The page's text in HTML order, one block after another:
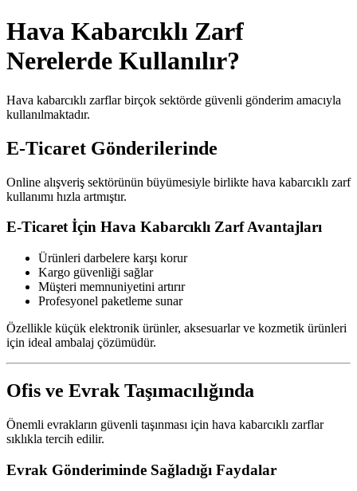
Hava Kabarcıklı Zarf
Nerelerde Kullanılır?
Hava kabarcıklı zarflar birçok sektörde güvenli gönderim amacıyla
kullanılmaktadır.
E-Ticaret Gönderilerinde
Online alışveriş sektörünün büyümesiyle birlikte hava kabarcıklı zarf
kullanımı hızla artmıştır.
E-Ticaret İçin Hava Kabarcıklı Zarf Avantajları
Ürünleri darbelere karşı korur
Kargo güvenliği sağlar
Müşteri memnuniyetini artırır
Profesyonel paketleme sunar
Özellikle küçük elektronik ürünler, aksesuarlar ve kozmetik ürünleri
için ideal ambalaj çözümüdür.
Ofis ve Evrak Taşımacılığında
Önemli evrakların güvenli taşınması için hava kabarcıklı zarflar
sıklıkla tercih edilir.
Evrak Gönderiminde Sağladığı Faydalar